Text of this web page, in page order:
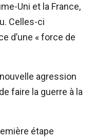
Uni et la France,
Celles-ci
d’une « force de
agression
faire la guerre à la
étape